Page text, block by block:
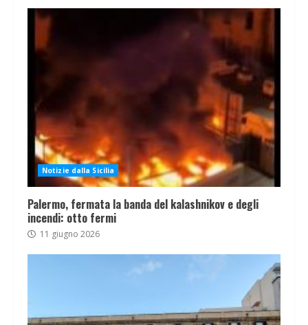
Notizie dalla Sicilia
Palermo, fermata la banda del kalashnikov e degli
incendi: otto fermi
11 giugno 2026